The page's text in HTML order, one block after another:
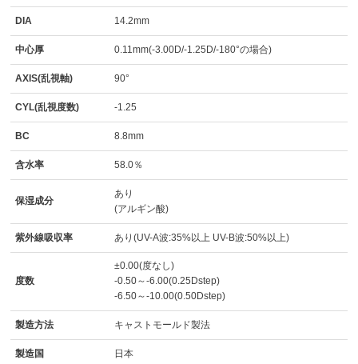
DIA 14.2mm
中心厚 0.11mm(-3.00D/-1.25D/-180°の場合)
AXIS(乱視軸) 90°
CYL(乱視度数) -1.25
BC 8.8mm
含水率 58.0％
保湿成分
あり
(アルギン酸)
紫外線吸収率 あり(UV-A波:35%以上 UV-B波:50%以上)
度数
±0.00(度なし)
-0.50～-6.00(0.25Dstep)
-6.50～-10.00(0.50Dstep)
製造方法 キャストモールド製法
製造国 日本